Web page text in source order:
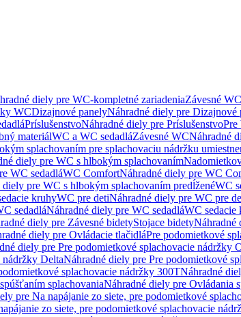
diely pre WC-kompletné zariadeniaZávesné WC
WCDizajnové panelyNáhradné diely pre Dizajnové
PríslušenstvoNáhradné diely pre PríslušenstvoPre
materiálWC a WC sedadláZávesné WCNáhradné
splachovaním pre splachovaciu nádržku
diely pre WC s hlbokým splachovaním
WC sedadláWC ComfortNáhradné diely pre WC
diely pre WC s hlbokým splachovaním predĺženéWC
kruhyWC pre detiNáhradné diely pre WC pre
sedadláNáhradné diely pre WC sedadláWC sedacie
diely pre Závesné bidetyStojace bidetyNáhradné
diely pre Ovládacie tlačidláPre podomietkové
diely pre Pre podomietkové splachovacie nádržky
nádržky DeltaNáhradné diely pre Pre podomietkové
splachovacie nádržky 300TNáhradné
splachovaniaNáhradné diely pre Ovládania
pre Na napájanie zo siete, pre podomietkové
zo siete, pre podomietkové splachovacie